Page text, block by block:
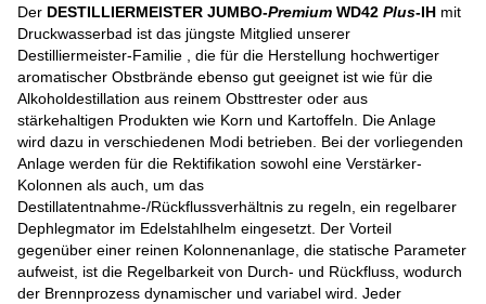
Der DESTILLIERMEISTER JUMBO-Premium WD42Plus-IH mit
Druckwasserbad ist das jüngste Mitglied unserer
Destilliermeister-Familie , die für die Herstellung hochwertiger
aromatischer Obstbrände ebenso gut geeignet ist wie für die
Alkoholdestillation aus reinem Obsttrester oder aus
stärkehaltigen Produkten wie Korn und Kartoffeln. Die Anlage
wird dazu in verschiedenen Modi betrieben. Bei der vorliegenden
Anlage werden für die Rektifikation sowohl eine Verstärker-
Kolonnen als auch, um das
Destillatentnahme-/Rückflussverhältnis zu regeln, ein regelbarer
Dephlegmator im Edelstahlhelm eingesetzt. Der Vorteil
gegenüber einer reinen Kolonnenanlage, die statische Parameter
aufweist, ist die Regelbarkeit von Durch- und Rückfluss, wodurch
der Brennprozess dynamischer und variabel wird. Jeder